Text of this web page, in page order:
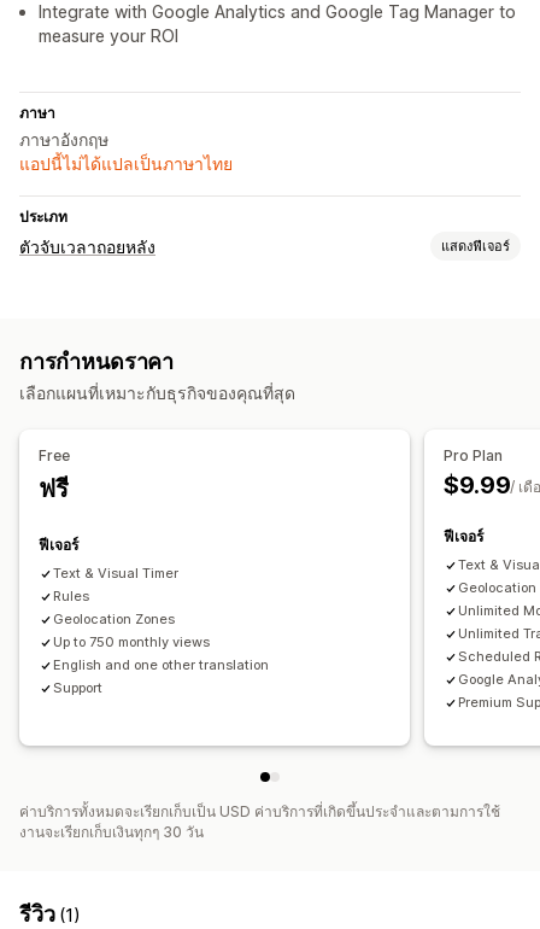
Integrate with Google Analytics and Google Tag Manager to
measure your ROI
ภาษา
ภาษาอังกฤษ
แอปนี้ไม่ได้แปลเป็นภาษาไทย
ประเภท
ตัวจับเวลาถอยหลัง แสดงฟีเจอร์
ตัวเลือกการกำหนดเวลา
ประเภทตัวจับเวลา
การตัดยอดจัดส่ง
การกำหนดราคา
เลือกแผนที่เหมาะกับธุรกิจของคุณที่สุด
Free
ฟรี
ฟีเจอร์
Text & Visual Timer
Rules
Geolocation Zones
Up to 750 monthly views
English and one other translation
Support
Pro Plan
$9.99/ เดื
ฟีเจอร์
Text &
Geolocation
Unlimited
Unlimited
Scheduled
Google
Premium
ค่าบริการทั้งหมดจะเรียกเก็บเป็น USD ค่าบริการที่เกิดขึ้นประจำและตามการใช้
งานจะเรียกเก็บเงินทุกๆ 30 วัน
รีวิว (1)